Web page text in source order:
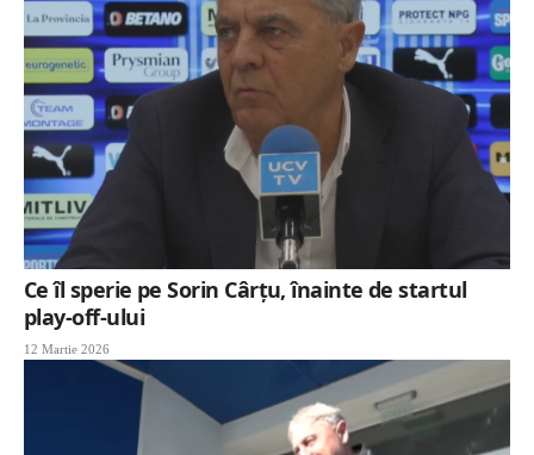
Ce îl sperie pe Sorin Cârțu, înainte de startul
play-off-ului
12 Martie 2026